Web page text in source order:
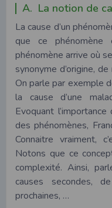
A. La notion de
La cause d’un
que ce
phénomène arrive où
synonyme d’origine,
On parle par exemple
la cause d’une
Evoquant
des phénomènes,
Connaitre vraiment,
Notons que ce
complexité. Ainsi,
causes secondes,
prochaines, …